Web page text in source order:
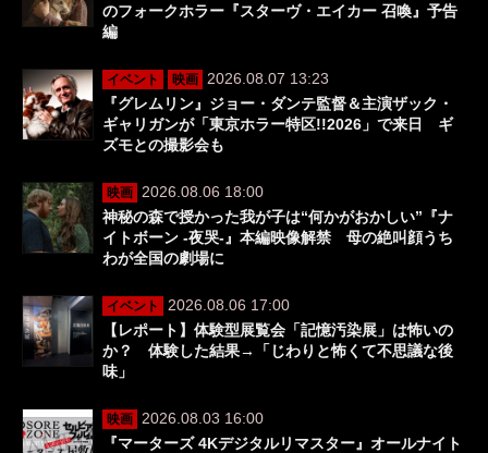
のフォークホラー『スターヴ・エイカー 召喚』予告
編
イベント 映画
2026.08.07 13:23
『グレムリン』ジョー・ダンテ監督＆主演ザック・
ギャリガンが「東京ホラー特区!!2026」で来日 ギ
ズモとの撮影会も
映画
2026.08.06 18:00
神秘の森で授かった我が子は“何かがおかしい”『ナ
イトボーン -夜哭-』本編映像解禁 母の絶叫顔うち
わが全国の劇場に
イベント
2026.08.06 17:00
【レポート】体験型展覧会「記憶汚染展」は怖いの
か？ 体験した結果→「じわりと怖くて不思議な後
味」
映画
2026.08.03 16:00
『マーターズ 4Kデジタルリマスター』オールナイト